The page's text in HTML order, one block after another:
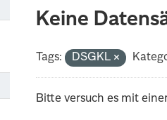
Keine
Tags: DSGKL
Bitte versuch es mit